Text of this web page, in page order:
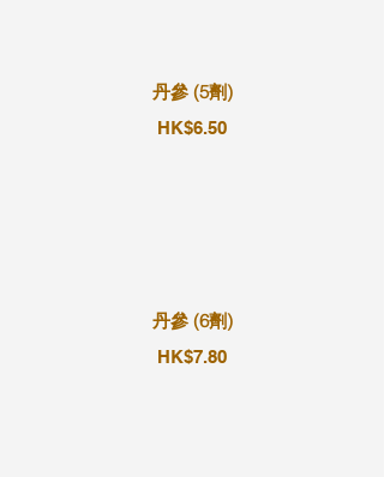
丹參 (5劑)
HK$6.50
丹參 (6劑)
HK$7.80